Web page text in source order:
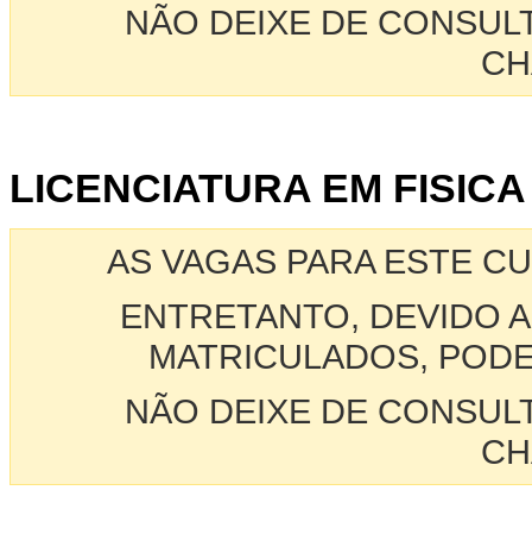
NÃO DEIXE DE
LICENCIATURA EM
AS VAGAS PARA ESTE
ENTRETANTO, DEVIDO
MATRICULADOS,
NÃO DEIXE DE